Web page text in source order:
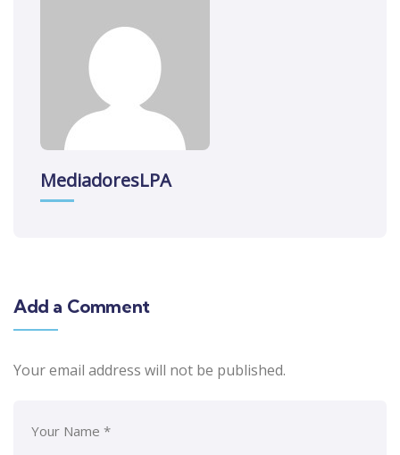
MediadoresLPA
Add a Comment
Your email address will not be published.